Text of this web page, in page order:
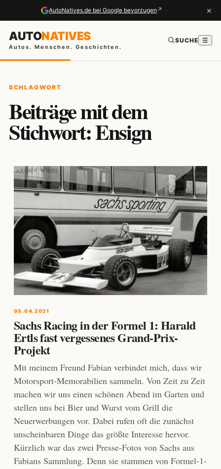
AutoNatives.de bei Google bevorzugen ↗ ×
AUTONATIVES
Autos. Menschen. Geschichten.
SUCHE ☰
SCHLAGWORT
Beiträge mit dem
Stichwort: Ensign
05.04.2021
Sachs Racing in der Formel 1: Harald
Ertls fast vergessenes Grand-Prix-
Projekt
Mit meinem Freund Fabian verbindet mich, dass wir
Motorsport-Memorabilien sammeln. Von Zeit zu Zeit
machen wir uns einen schönen Abend im Garten und
stellen uns bei Bier und Wurst vom Grill die
Neuerwerbungen vor. Dabei rufen oft die zunächst
unscheinbaren Dinge das größte Interesse hervor.
Kürzlich war das zwei Presse-Fotos von Sachs aus
Fabians Sammlung. Denn sie stammen von Formel-1-